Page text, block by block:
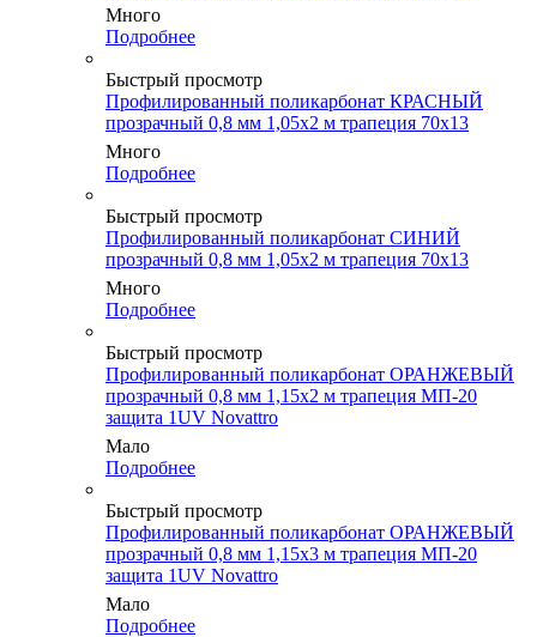
Много
Подробнее
Быстрый просмотр
Профилированный поликарбонат КРАСНЫЙ
прозрачный 0,8 мм 1,05х2 м трапеция 70х13
Много
Подробнее
Быстрый просмотр
Профилированный поликарбонат СИНИЙ
прозрачный 0,8 мм 1,05х2 м трапеция 70х13
Много
Подробнее
Быстрый просмотр
Профилированный поликарбонат ОРАНЖЕВЫЙ
прозрачный 0,8 мм 1,15х2 м трапеция МП-20
защита 1UV Novattro
Мало
Подробнее
Быстрый просмотр
Профилированный поликарбонат ОРАНЖЕВЫЙ
прозрачный 0,8 мм 1,15х3 м трапеция МП-20
защита 1UV Novattro
Мало
Подробнее